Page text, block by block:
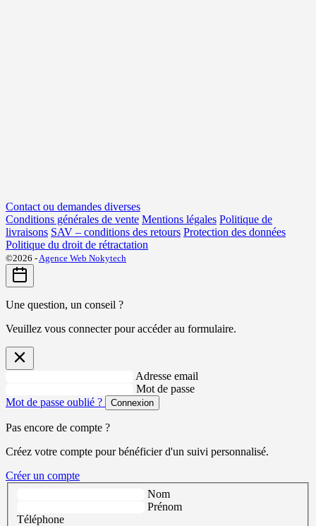
Contact ou demandes diverses
Conditions générales de vente Mentions légales Politique de
livraisons SAV – conditions des retours Protection des données
Politique du droit de rétractation
©2026 -Agence Web Nokytech
Une question, un conseil ?
Veuillez vous connecter pour accéder au formulaire.
Adresse email
Mot de passe
Mot de passe oublié ?
Connexion
Pas encore de compte ?
Créez votre compte pour bénéficier d'un suivi personnalisé.
Créer un compte
Nom
Prénom
Téléphone